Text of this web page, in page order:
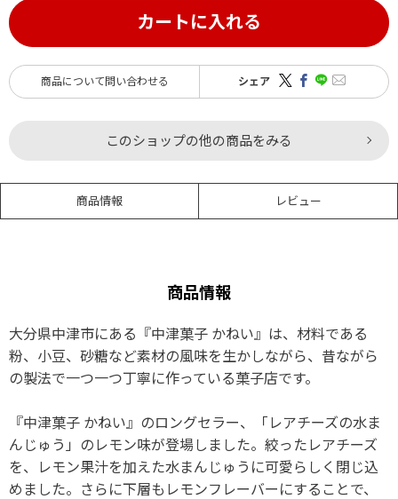
カートに入れる
商品について問い合わせる シェア
このショップの他の商品をみる
商品情報 レビュー
商品情報
大分県中津市にある『中津菓子 かねい』は、材料である
粉、小豆、砂糖など素材の風味を生かしながら、昔ながら
の製法で一つ一つ丁寧に作っている菓子店です。
『中津菓子 かねい』のロングセラー、「レアチーズの水ま
んじゅう」のレモン味が登場しました。絞ったレアチーズ
を、レモン果汁を加えた水まんじゅうに可愛らしく閉じ込
めました。さらに下層もレモンフレーバーにすることで、